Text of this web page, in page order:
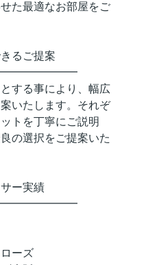
た最適なお部屋をご
るご提案
する事により、幅広
いたします。それぞ
トを丁寧にご説明
の選択をご提案いた
ー実績
ーズ